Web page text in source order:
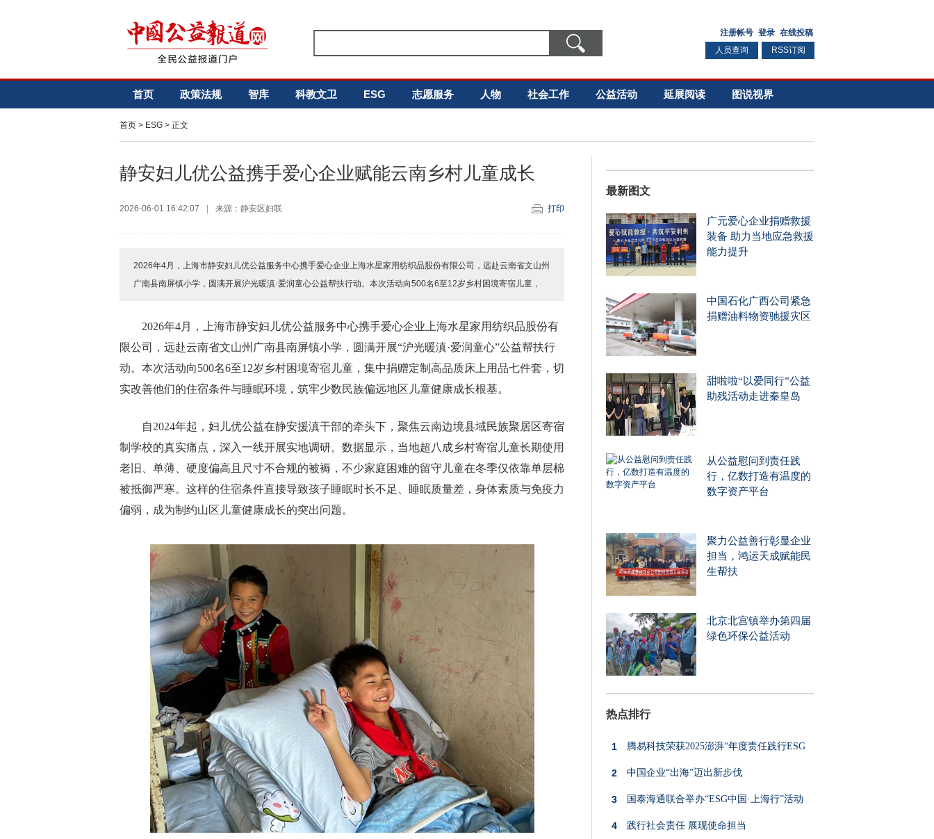
人员查询 RSS订阅
首页 政策法规 智库 科教文卫 ESG 志愿服务 人物 社会工作 公益活动 延展阅读 图说视界
首页 > ESG > 正文
静安妇儿优公益携手爱心企业赋能云南乡村儿童成长
2026-06-01 16:42:07 来源：静安区妇联 打印
2026年4月，上海市静安妇儿优公益服务中心携手爱心企业上海水星家用纺织品股份有限公司，远赴云南省文山州
广南县南屏镇小学，圆满开展沪光暖滇·爱润童心公益帮扶行动。本次活动向500名6至12岁乡村困境寄宿儿童，
2026年4月，上海市静安妇儿优公益服务中心携手爱心企业上海水星家用纺织品股份有
限公司，远赴云南省文山州广南县南屏镇小学，圆满开展“沪光暖滇·爱润童心”公益帮扶行
动。本次活动向500名6至12岁乡村困境寄宿儿童，集中捐赠定制高品质床上用品七件套，切
实改善他们的住宿条件与睡眠环境，筑牢少数民族偏远地区儿童健康成长根基。
自2024年起，妇儿优公益在静安援滇干部的牵头下，聚焦云南边境县域民族聚居区寄宿
制学校的真实痛点，深入一线开展实地调研。数据显示，当地超八成乡村寄宿儿童长期使用
老旧、单薄、硬度偏高且尺寸不合规的被褥，不少家庭困难的留守儿童在冬季仅依靠单层棉
被抵御严寒。这样的住宿条件直接导致孩子睡眠时长不足、睡眠质量差，身体素质与免疫力
偏弱，成为制约山区儿童健康成长的突出问题。
最新图文
广元爱心企业捐赠救援
装备 助力当地应急救援
能力提升
中国石化广西公司紧急
捐赠油料物资驰援灾区
甜啦啦“以爱同行”公益
助残活动走进秦皇岛
从公益慰问到责任践
行，亿数打造有温度的
数字资产平台
聚力公益善行彰显企业
担当，鸿运天成赋能民
生帮扶
北京北宫镇举办第四届
绿色环保公益活动
热点排行
1 腾易科技荣获2025澎湃“年度责任践行ESG
奖
2 中国企业“出海”迈出新步伐
3 国泰海通联合举办“ESG中国·上海行”活动
4 践行社会责任 展现使命担当